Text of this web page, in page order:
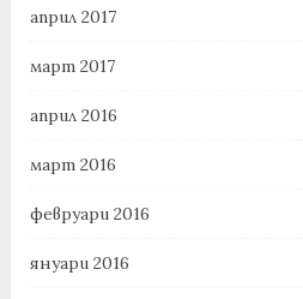
април 2017
март 2017
април 2016
март 2016
февруари 2016
януари 2016